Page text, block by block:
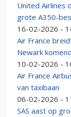
United Airlines
grote A350-
16-02-2026 -
Air France
Newark
10-02-2026 -
Air France
van taxibaan
06-02-2026 -
SAS aast op